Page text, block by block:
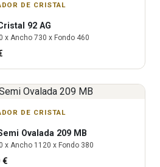
DE CRISTAL
92 AG
x Ancho 730 x Fondo 460
DE CRISTAL
Ovalada 209 MB
x Ancho 1120 x Fondo 380
€